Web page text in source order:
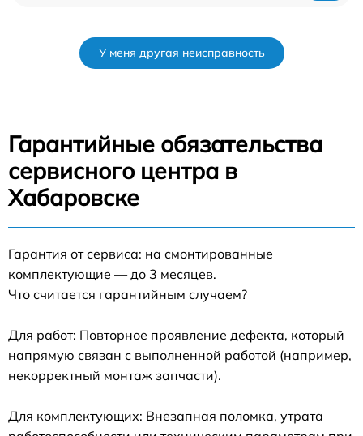
У меня другая неисправность
Гарантийные обязательства
сервисного центра в
Хабаровске
Гарантия от сервиса: на смонтированные
комплектующие — до 3 месяцев.
Что считается гарантийным случаем?
Для работ: Повторное проявление дефекта, который
напрямую связан с выполненной работой (например,
некорректный монтаж запчасти).
Для комплектующих: Внезапная поломка, утрата